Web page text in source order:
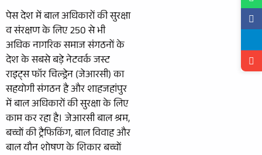
पेस देश में बाल अधिकारों की सुरक्षा
व संरक्षण के लिए 250 से भी
अधिक नागरिक समाज संगठनों के
देश के सबसे बड़े नेटवर्क जस्ट
राइट्स फॉर चिल्ड्रेन (जेआरसी) का
सहयोगी संगठन है और शाहजहांपुर
में बाल अधिकारों की सुरक्षा के लिए
काम कर रहा है। जेआरसी बाल श्रम,
बच्चों की ट्रैफिकिंग, बाल विवाह और
बाल यौन शोषण के शिकार बच्चों